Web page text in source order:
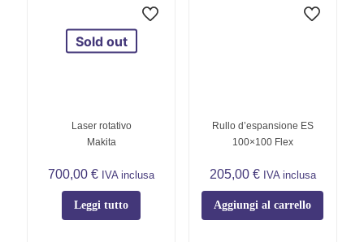
Sold out
Laser rotativo
Makita
700,00€ IVA inclusa
Leggi tutto
Rullo d’espansione ES
100×100 Flex
205,00 € IVA inclusa
Aggiungi al carrello